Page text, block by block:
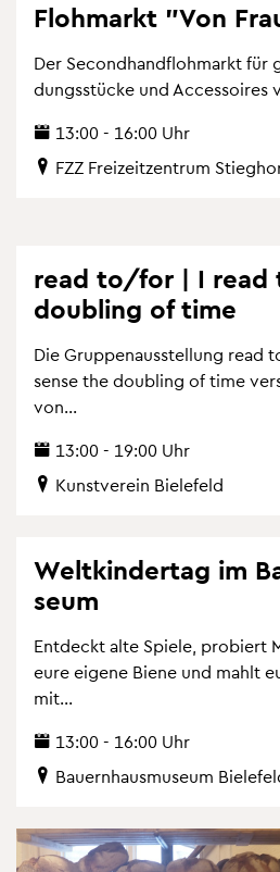
Floh­markt "Von
Der Se­cond­hand­floh­markt für
dungs­stü­cke und Ac­ces­soires
13:00 - 16:00 Uhr
FZZ Frei­zeit­zen­trum
read to/for | I read
dou­bling of time
Die Grup­pen­aus­stel­lung read
sense the dou­bling of time
von...
13:00 - 19:00 Uhr
Kunst­ver­ein Bie­le­feld
Welt­kin­der­tag im
se­um
Ent­deckt alte Spie­le, pro­biert
eure ei­ge­ne Biene und mahlt
mit...
13:00 - 16:00 Uhr
Bau­ern­haus­mu­se­um